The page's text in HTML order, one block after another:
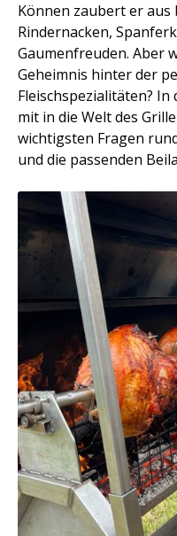
Können zaubert er aus
Rindernacken,
Gaumenfreuden. Aber
Geheimnis hinter der
Fleischspezialitäten?
mit in die Welt des
wichtigsten Fragen
und die passenden